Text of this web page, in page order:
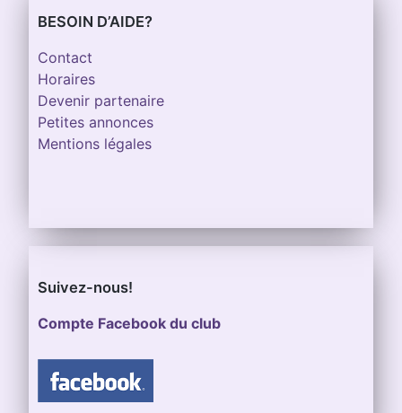
BESOIN D’AIDE?
Contact
Horaires
Devenir partenaire
Petites annonces
Mentions légales
Suivez-nous!
Compte Facebook du club